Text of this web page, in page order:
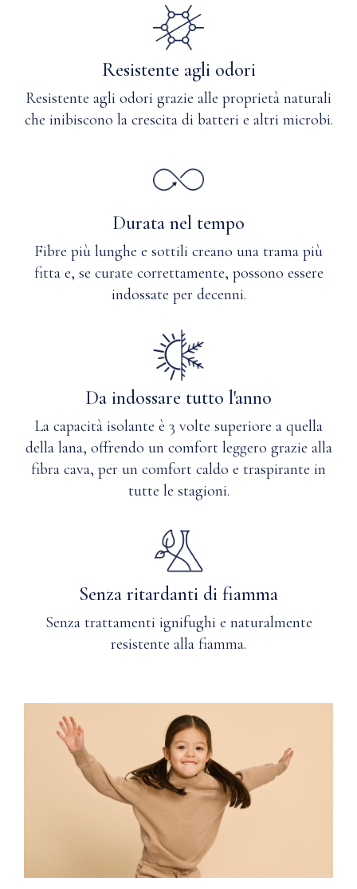
Resistente agli odori
Resistente agli odori grazie alle proprietà naturali
che inibiscono la crescita di batteri e altri microbi.
Durata nel tempo
Fibre più lunghe e sottili creano una trama più
fitta e, se curate correttamente, possono essere
indossate per decenni.
Da indossare tutto l'anno
La capacità isolante è 3 volte superiore a quella
della lana, offrendo un comfort leggero grazie alla
fibra cava, per un comfort caldo e traspirante in
tutte le stagioni.
Senza ritardanti di fiamma
Senza trattamenti ignifughi e naturalmente
resistente alla fiamma.